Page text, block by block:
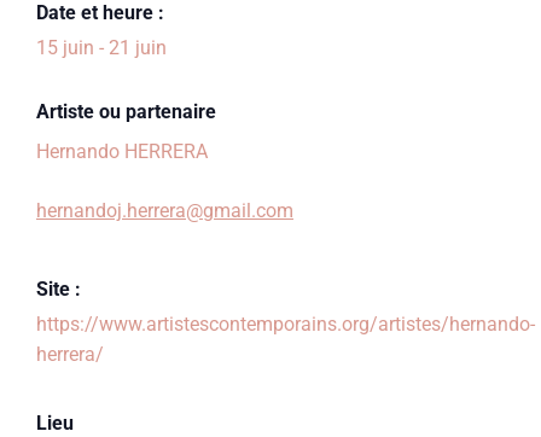
Date et heure :
15 juin - 21 juin
Artiste ou partenaire
Hernando HERRERA
hernandoj.herrera@gmail.com
Site :
https://www.artistescontemporains.org/artistes/hernando-
herrera/
Lieu